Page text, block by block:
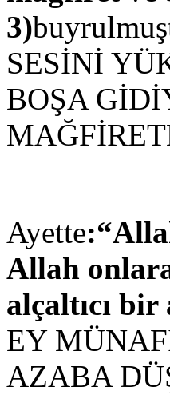
3)
SESİNİ
BOŞA
Ayette
Allah
alçaltıcı bir
EY
AZABA